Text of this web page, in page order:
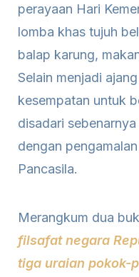
perayaan Hari
lomba khas tujuh
balap karung,
Selain menjadi
kesempatan untuk
disadari
dengan
Pancasila.
Merangkum dua
filsafat negara
tiga uraian pokok-